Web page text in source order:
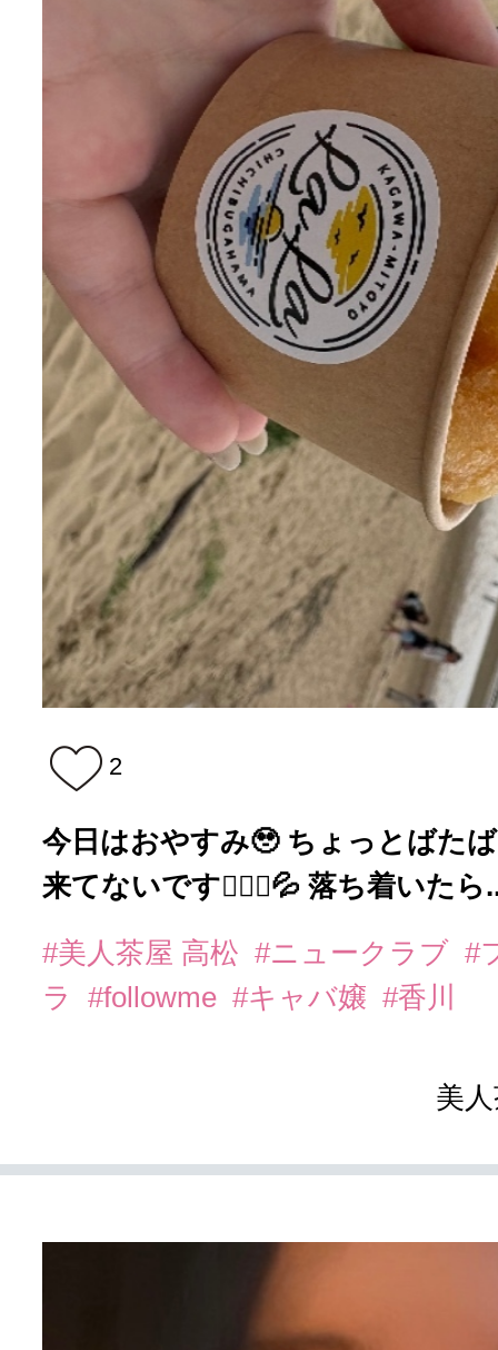
2
今日はおやすみ🥹 ちょっとばた
来てないです🙇🏻‍♀️💦 落ち着いたら
#美人茶屋 高松 #ニュークラブ #
ラ
#followme #キャバ嬢 #香川
美